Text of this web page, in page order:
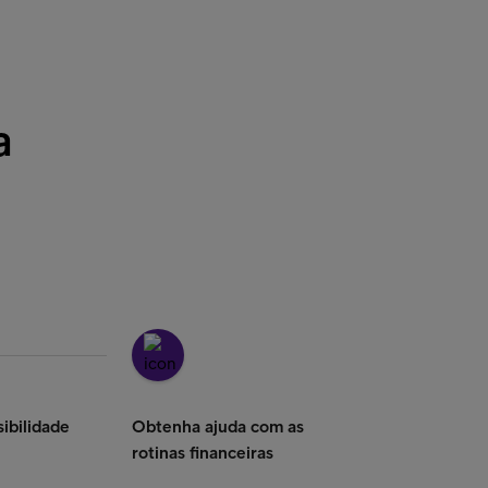
Obtenha ajuda com as
rotinas financeiras